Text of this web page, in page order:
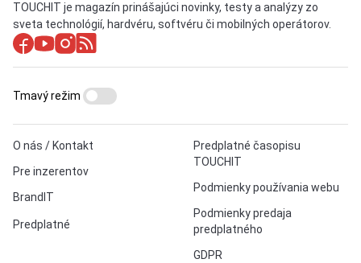
TOUCHIT je magazín prinášajúci novinky, testy a analýzy zo
sveta technológií, hardvéru, softvéru či mobilných operátorov.
O nás / Kontakt
Pre inzerentov
BrandIT
Predplatné
Predplatné časopisu
TOUCHIT
Podmienky používania webu
Podmienky predaja
predplatného
GDPR
Tmavý režim